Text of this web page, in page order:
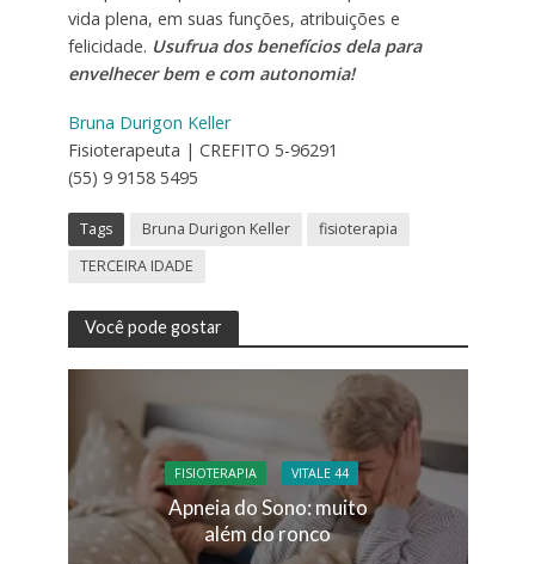
vida plena, em suas funções, atribuições e
felicidade. Usufrua dos benefícios dela para
envelhecer bem e com autonomia!
Bruna Durigon Keller
Fisioterapeuta | CREFITO 5-96291
(55) 9 9158 5495
Tags Bruna Durigon Keller
fisioterapia
TERCEIRA IDADE
Você pode gostar
FISIOTERAPIA VITALE 44
Apneia do Sono: muito
além do ronco